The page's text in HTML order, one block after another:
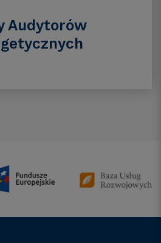
Audytorów